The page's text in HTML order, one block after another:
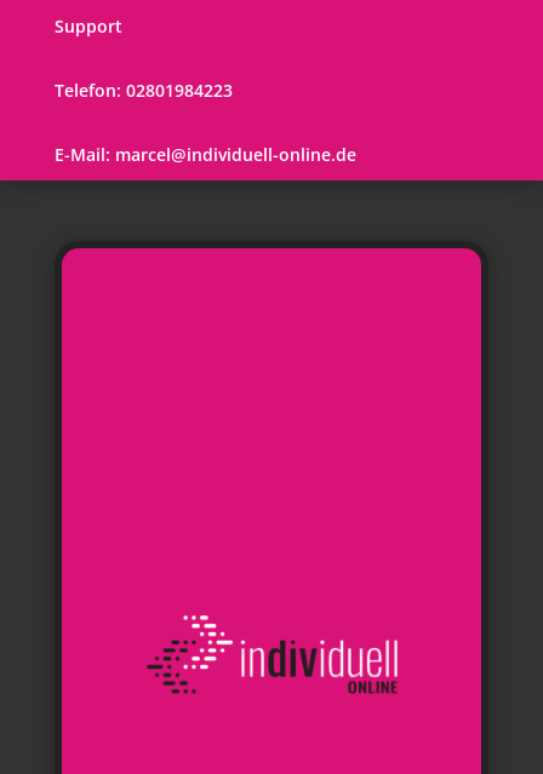
Support
Telefon: 02801984223
E-Mail: marcel@individuell-online.de